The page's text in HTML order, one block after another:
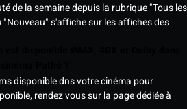
de la semaine depuis la rubrique "Tous les
s'affiche sur les affiches des
disponible dns votre cinéma pour
rendez vous sur la page dédiée à